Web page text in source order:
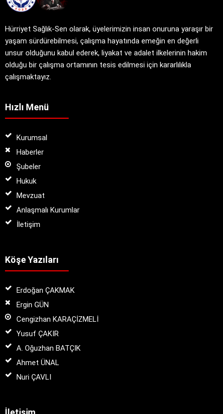
Hürriyet Sağlık-Sen olarak, üyelerimizin insan onuruna yaraşır bir
yaşam sürdürebilmesi, çalışma hayatında emeğin en değerli
unsur olduğunu kabul ederek, liyakat ve adalet ilkelerinin hakim
olduğu bir çalışma ortamının tesis edilmesi için kararlılıkla
çalışmaktayız.
Hızlı Menü
Kurumsal
Haberler
Şubeler
Hukuk
Mevzuat
Anlaşmalı Kurumlar
İletişim
Köşe Yazıları
Erdoğan ÇAKMAK
Ergin GÜN
Cengizhan KARAÇİZMELİ
Yusuf ÇAKIR
A. Oğuzhan BATÇIK
Ahmet ÜNAL
Nuri ÇAVLI